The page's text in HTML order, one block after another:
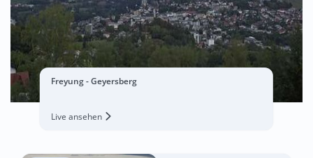
Freyung - Geyersberg
Live ansehen